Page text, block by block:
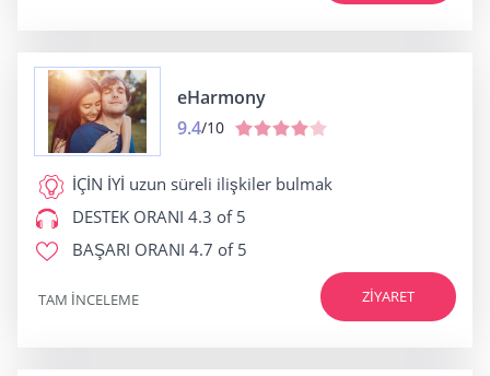
eHarmony
9.4/10
İÇİN İYİ uzun süreli ilişkiler bulmak
DESTEK ORANI 4.3 of 5
BAŞARI ORANI 4.7 of 5
ZIYARET
TAM INCELEME